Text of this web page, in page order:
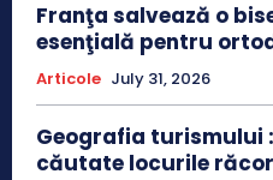
Franţa salvează o
esenţială pentru
Articole July 31, 2026
Geografia turismului
căutate locurile